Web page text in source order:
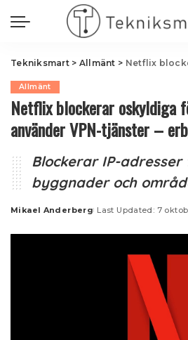
Tekniksmart> Allmänt > Netflix blockerar oskyldiga för
Allmänt
Netflix blockerar oskyldiga
använder VPN-tjänster –
Blockerar IP-
byggnader och
Posted
Mikael Anderberg Last Updated: 7